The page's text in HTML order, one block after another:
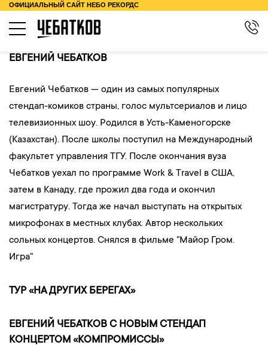
ОФИЦИАЛЬНЫЙ САЙТ НЕБО РЕКОРДС
КОНТАКТЫ
МЕРЧ
ЕВГЕНИЙ ЧЕБАТКОВ
Евгений Чебатков — один из самых популярных
стендап-комиков страны, голос мультсериалов и лицо
телевизионных шоу. Родился в Усть-Каменогорске
(Казахстан). После школы поступил на Международный
факультет управления ТГУ. После окончания вуза
Чебатков уехал по программе Work & Travel в США,
затем в Канаду, где прожил два года и окончил
магистратуру. Тогда же начал выступать на открытых
микрофонах в местных клубах. Автор нескольких
сольных концертов. Снялся в фильме "Майор Гром.
Игра"
ТУР «НА ДРУГИХ БЕРЕГАХ»
ЕВГЕНИЙ ЧЕБАТКОВ С НОВЫМ СТЕНДАП
КОНЦЕРТОМ «КОМПРОМИССЫ»